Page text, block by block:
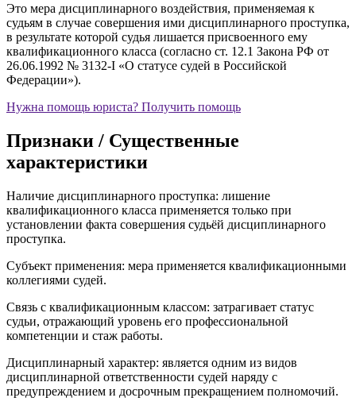
Это мера дисциплинарного воздействия, применяемая к
судьям в случае совершения ими дисциплинарного проступка,
в результате которой судья лишается присвоенного ему
квалификационного класса (согласно ст. 12.1 Закона РФ от
26.06.1992 № 3132-I «О статусе судей в Российской
Федерации»).
Нужна помощь юриста? Получить помощь
Признаки / Существенные
характеристики
Наличие дисциплинарного проступка: лишение
квалификационного класса применяется только при
установлении факта совершения судьёй дисциплинарного
проступка.
Субъект применения: мера применяется квалификационными
коллегиями судей.
Связь с квалификационным классом: затрагивает статус
судьи, отражающий уровень его профессиональной
компетенции и стаж работы.
Дисциплинарный характер: является одним из видов
дисциплинарной ответственности судей наряду с
предупреждением и досрочным прекращением полномочий.